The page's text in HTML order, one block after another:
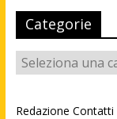
Categorie
Categorie
Redazione Contatti